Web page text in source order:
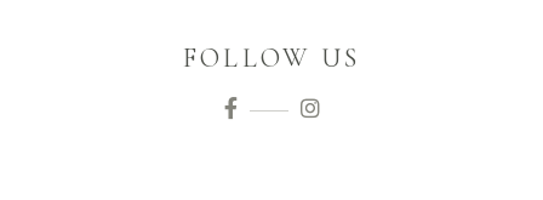
FOLLOW US